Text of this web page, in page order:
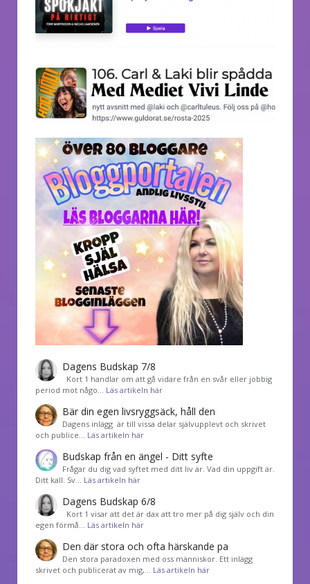
Dagens Budskap 7/8
Kort 1 handlar om att gå vidare från en svår eller jobbig
period mot någo… Läs artikeln här
Bär din egen livsryggsäck, håll den
Dagens inlägg är till vissa delar självupplevt och skrivet
och publice… Läs artikeln här
Budskap från en ängel - Ditt syfte
Frågar du dig vad syftet med ditt liv är. Vad din uppgift är.
Ditt kall. Sv… Läs artikeln här
Dagens Budskap 6/8
Kort 1 visar att det är dax att tro mer på dig själv och din
egen förmå… Läs artikeln här
Den där stora och ofta härskande pa
Den stora paradoxen med oss människor. Ett inlägg
skrivet och publicerat av mig,… Läs artikeln här